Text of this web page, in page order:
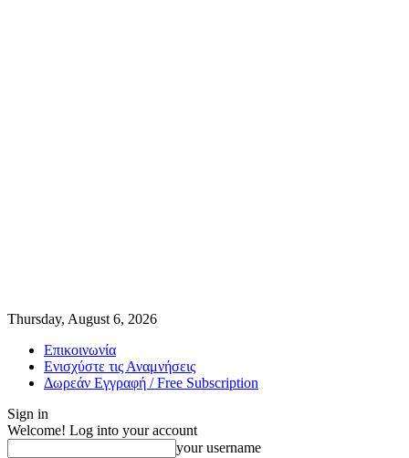
Thursday, August 6, 2026
Επικοινωνία
Ενισχύστε τις Αναμνήσεις
Δωρεάν Εγγραφή / Free Subscription
Sign in
Welcome! Log into your account
your username